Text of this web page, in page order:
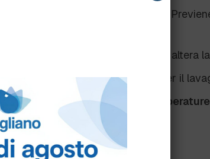
Non altera
Versatilità:Adatto sia per il
Efficienza a basse
anche a freddo.